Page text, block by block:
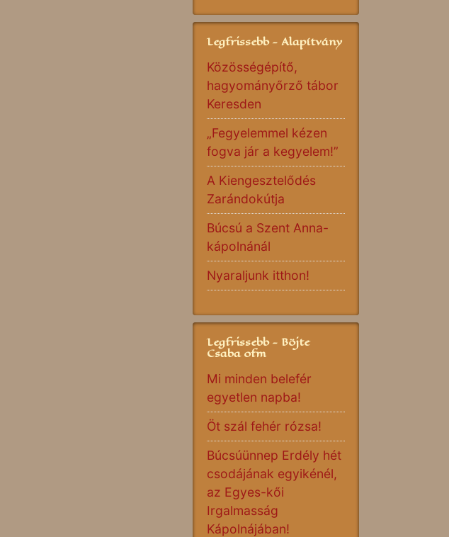
Legfrissebb - Alapítvány
Közösségépítő,
hagyományőrző tábor
Keresden
„Fegyelemmel kézen
fogva jár a kegyelem!”
A Kiengesztelődés
Zarándokútja
Búcsú a Szent Anna-
kápolnánál
Nyaraljunk itthon!
Legfrissebb - Böjte
Csaba ofm
Mi minden belefér
egyetlen napba!
Öt szál fehér rózsa!
Búcsúünnep Erdély hét
csodájának egyikénél,
az Egyes-kői
Irgalmasság
Kápolnájában!